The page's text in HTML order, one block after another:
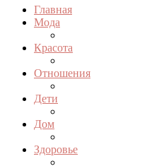
Главная
Мода
Красота
Отношения
Дети
Дом
Здоровье